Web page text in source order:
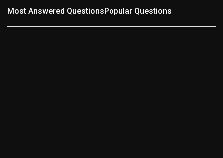
Most Answered QuestionsPopular Questions